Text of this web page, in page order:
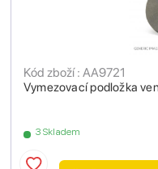
Vymezovací podložka
Kód zboží : AA9721
3 Skladem